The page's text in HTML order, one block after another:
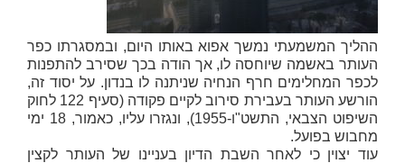
ההליך המשמעתי נמשך אפוא באותו היום, ובמסגרתו כפר
העותר באשמה שיוחסה לו, אך הודה בכך שסירב להתפנות
לכפר המחלימים חרף הנחיה שניתנה לו בנדון. על יסוד זה,
הורשע העותר בעבירת סירוב לקיים פקודה (סעיף 122 לחוק
השיפוט הצבאי, התשט"ו-1955), ונגזרו עליו, כאמור, 18 ימי
מחבוש בפועל.
עוד יצוין כי לאחר השבת הדיון בעניינו של העותר לקצין